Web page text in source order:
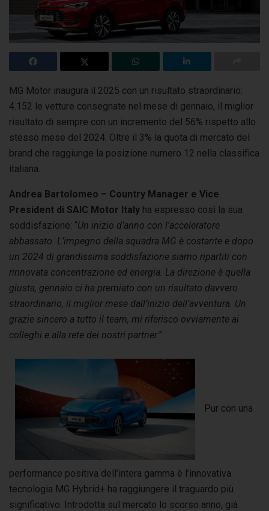
MG Motor inaugura il 2025 con un risultato straordinario:
4.152 le vetture consegnate nel mese di gennaio, il miglior
risultato di sempre con un incremento del 56% rispetto allo
stesso mese del 2024. Oltre il 3% la quota di mercato del
brand che raggiunge la posizione numero 12 nella classifica
italiana.
Andrea Bartolomeo – Country Manager e Vice
President di SAIC Motor Italy ha espresso così la sua
soddisfazione: “Un inizio d’anno con l’acceleratore
abbassato. L’impegno della squadra MG è costante e dopo
un 2024 di grandissima soddisfazione siamo ripartiti con
rinnovata concentrazione ed energia. La direzione è quella
giusta, gennaio ci ha premiato con un risultato davvero
straordinario, il miglior mese dall’inizio dell’avventura. Un
grazie sincero a tutto il team, mi riferisco ovviamente ai
colleghi e alla rete dei nostri partner.”.
Pur con una
performance positiva dell’intera gamma è l’innovativa
tecnologia MG Hybrid+ ha raggiungere il traguardo più
significativo. Introdotta sul mercato lo scorso anno, già